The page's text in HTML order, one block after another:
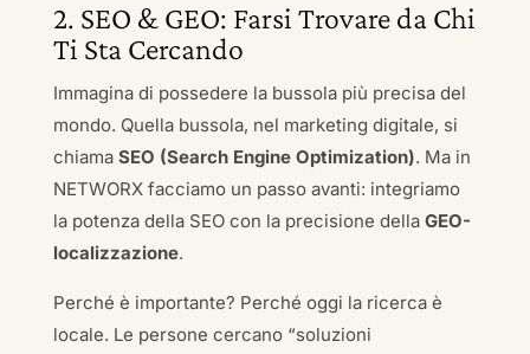
2. SEO & GEO: Farsi Trovare da Chi
Ti Sta Cercando
Immagina di possedere la bussola più precisa del
mondo. Quella bussola, nel marketing digitale, si
chiama SEO (Search Engine Optimization). Ma in
NETWORX facciamo un passo avanti: integriamo
la potenza della SEO con la precisione della GEO-
localizzazione.
Perché è importante? Perché oggi la ricerca è
locale. Le persone cercano “soluzioni